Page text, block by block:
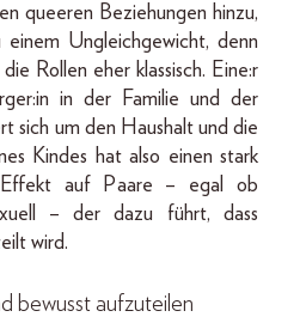
queeren Beziehungen hinzu,
Ungleichgewicht, denn
Rollen eher klassisch. Eine:r
in der Familie und der
sich um den Haushalt und die
Kindes hat also einen stark
Effekt auf Paare – egal ob
– der dazu führt, dass
wird.
bewusst aufzuteilen